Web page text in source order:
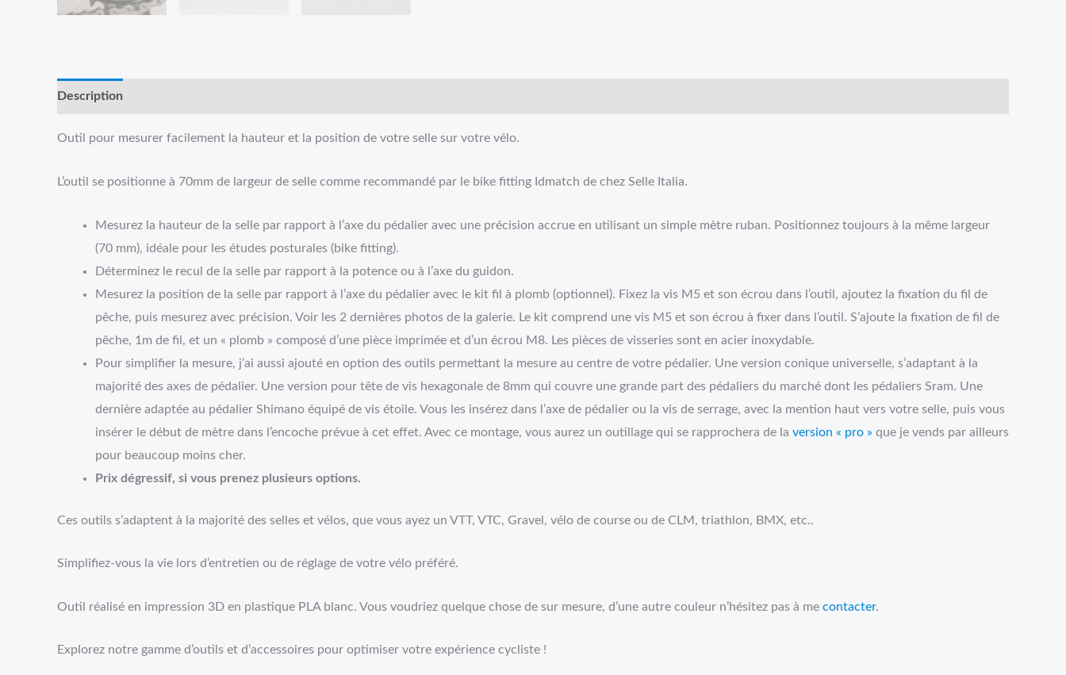
Description
Outil pour mesurer facilement la hauteur et la position de votre selle sur votre vélo.
L’outil se positionne à 70mm de largeur de selle comme recommandé par le bike fitting Idmatch de chez Selle Italia.
Mesurez la hauteur de la selle par rapport à l’axe du pédalier avec une précision accrue en utilisant un simple mètre ruban. Positionnez toujours à la même largeur
(70 mm), idéale pour les études posturales (bike fitting).
Déterminez le recul de la selle par rapport à la potence ou à l’axe du guidon.
Mesurez la position de la selle par rapport à l’axe du pédalier avec le kit fil à plomb (optionnel). Fixez la vis M5 et son écrou dans l’outil, ajoutez la fixation du fil de
pêche, puis mesurez avec précision. Voir les 2 dernières photos de la galerie. Le kit comprend une vis M5 et son écrou à fixer dans l’outil. S’ajoute la fixation de fil de
pêche, 1m de fil, et un « plomb » composé d’une pièce imprimée et d’un écrou M8. Les pièces de visseries sont en acier inoxydable.
Pour simplifier la mesure, j’ai aussi ajouté en option des outils permettant la mesure au centre de votre pédalier. Une version conique universelle, s’adaptant à la
majorité des axes de pédalier. Une version pour tête de vis hexagonale de 8mm qui couvre une grande part des pédaliers du marché dont les pédaliers Sram. Une
dernière adaptée au pédalier Shimano équipé de vis étoile. Vous les insérez dans l’axe de pédalier ou la vis de serrage, avec la mention haut vers votre selle, puis vous
insérer le début de mètre dans l’encoche prévue à cet effet. Avec ce montage, vous aurez un outillage qui se rapprochera de la version « pro » que je vends par ailleurs
pour beaucoup moins cher.
Prix dégressif, si vous prenez plusieurs options.
Ces outils s’adaptent à la majorité des selles et vélos, que vous ayez un VTT, VTC, Gravel, vélo de course ou de CLM, triathlon, BMX, etc..
Simplifiez-vous la vie lors d’entretien ou de réglage de votre vélo préféré.
Outil réalisé en impression 3D en plastique PLA blanc. Vous voudriez quelque chose de sur mesure, d’une autre couleur n’hésitez pas à me contacter.
Explorez notre gamme d’outils et d’accessoires pour optimiser votre expérience cycliste !